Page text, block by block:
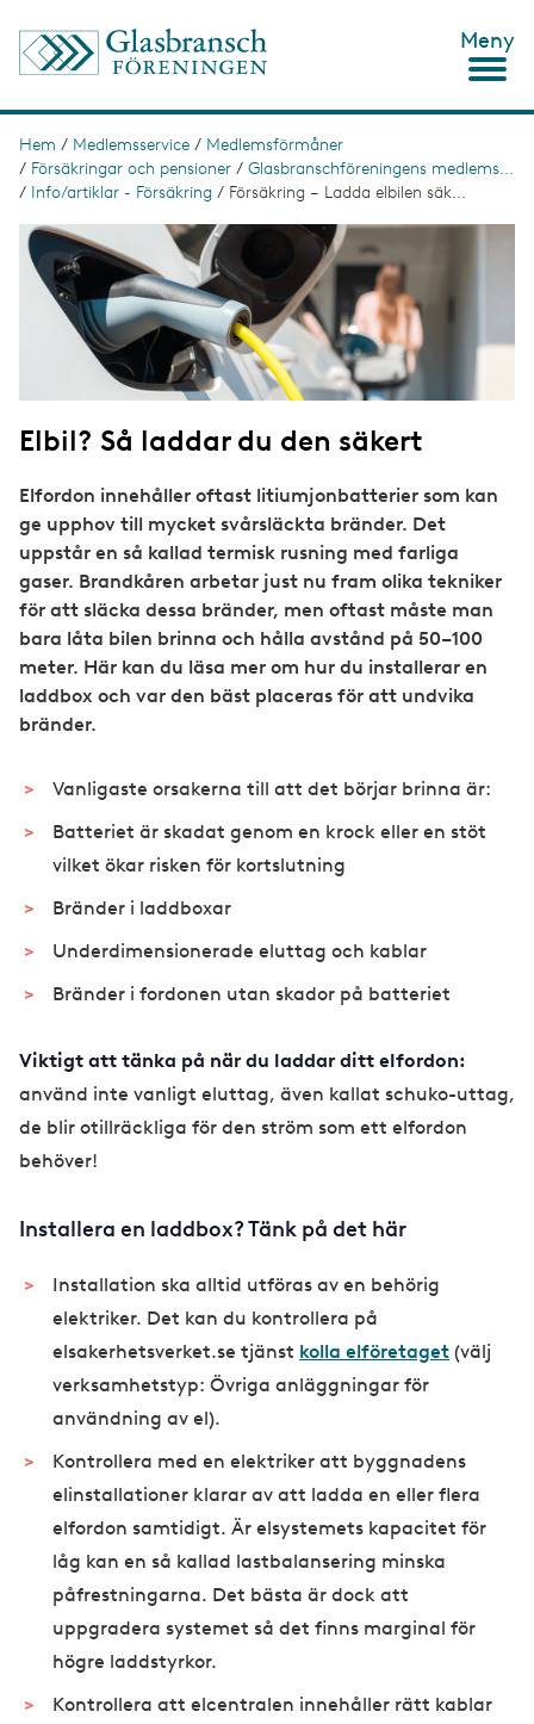
Meny
L
ä
n
k
g
Hem / Medlemsservice / Medlemsförmåner
/ Försäkringar och pensioner / Glasbranschföreningens medlems...
/ Info/artiklar - Försäkring / Försäkring – Ladda elbilen säk...
m
Elbil? Så laddar du den säkert
Elfordon innehåller oftast litiumjonbatterier som kan
ge upphov till mycket svårsläckta bränder. Det
uppstår en så kallad termisk rusning med farliga
gaser. Brandkåren arbetar just nu fram olika tekniker
för att släcka dessa bränder, men oftast måste man
bara låta bilen brinna och hålla avstånd på 50–100
meter. Här kan du läsa mer om hur du installerar en
laddbox och var den bäst placeras för att undvika
bränder.
Vanligaste orsakerna till att det börjar brinna är:
Batteriet är skadat genom en krock eller en stöt
vilket ökar risken för kortslutning
Bränder i laddboxar
Underdimensionerade eluttag och kablar
Bränder i fordonen utan skador på batteriet
Viktigt att tänka på när du laddar ditt elfordon:
använd inte vanligt eluttag, även kallat schuko-uttag,
de blir otillräckliga för den ström som ett elfordon
behöver!
Installera en laddbox? Tänk på det här
Installation ska alltid utföras av en behörig
elektriker. Det kan du kontrollera på
elsakerhetsverket.se tjänst kolla elföretaget (välj
verksamhetstyp: Övriga anläggningar för
användning av el).
Kontrollera med en elektriker att byggnadens
elinstallationer klarar av att ladda en eller flera
elfordon samtidigt. Är elsystemets kapacitet för
låg kan en så kallad lastbalansering minska
påfrestningarna. Det bästa är dock att
uppgradera systemet så det finns marginal för
högre laddstyrkor.
Kontrollera att elcentralen innehåller rätt kablar